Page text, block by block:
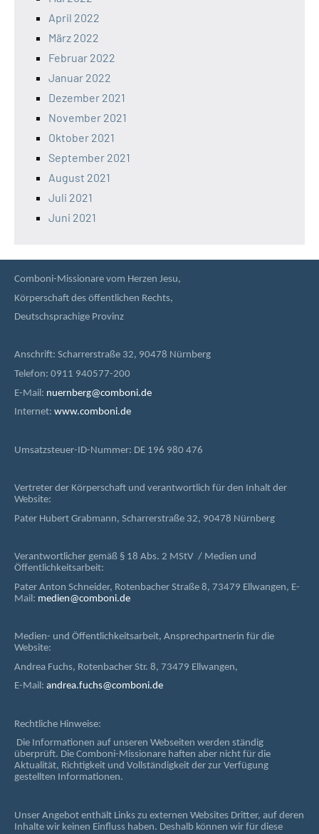
April 2022
März 2022
Februar 2022
Januar 2022
Dezember 2021
November 2021
Oktober 2021
September 2021
August 2021
Juli 2021
Juni 2021
Comboni-Missionare vom Herzen Jesu,
Körperschaft des öffentlichen Rechts,
Deutschsprachige Provinz
Anschrift: Scharrerstraße 32, 90478 Nürnberg
Telefon: 0911 940577-200
E-Mail: nuernberg@comboni.de
Internet: www.comboni.de
Umsatzsteuer-ID-Nummer: DE 196 980 476
Vertreter der Körperschaft und verantwortlich für den Inhalt der
Website:
Pater Hubert Grabmann, Scharrerstraße 32, 90478 Nürnberg
Verantwortlicher gemäß § 18 Abs. 2 MStV / Medien und
Öffentlichkeitsarbeit:
Pater Anton Schneider, Rotenbacher Straße 8, 73479 Ellwangen, E-
Mail: medien@comboni.de
Medien- und Öffentlichkeitsarbeit, Ansprechpartnerin für die
Website:
Andrea Fuchs, Rotenbacher Str. 8, 73479 Ellwangen,
E-Mail: andrea.fuchs@comboni.de
Rechtliche Hinweise:
Die Informationen auf unseren Webseiten werden ständig
überprüft. Die Comboni-Missionare haften aber nicht für die
Aktualität, Richtigkeit und Vollständigkeit der zur Verfügung
gestellten Informationen.
Unser Angebot enthält Links zu externen Websites Dritter, auf deren
Inhalte wir keinen Einfluss haben. Deshalb können wir für diese